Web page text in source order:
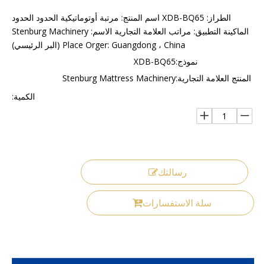
الطراز: XDB-BQ65 اسم المنتج: مرتبة أوتوماتيكية الحدود الحدود
الماكينة التطبيق: مراتب العلامة التجارية الاسم: Stenburg Machinery
Place Orger: Guangdong ، China (البر الرئيسي)
نموذج:XDB-BQ65
المنتج العلامة التجارية:Stenburg Mattress Machinery
الكمية:
رسالتك
سلة الاستفسارات